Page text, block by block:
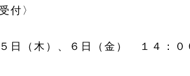
付〉
日（木）、６日（金） １４：０